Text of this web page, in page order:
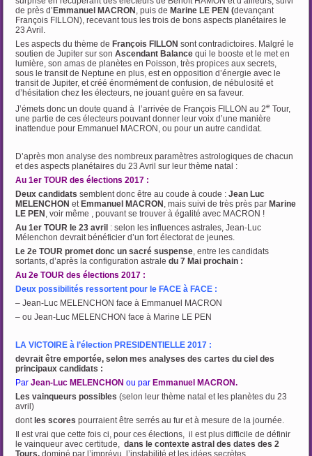
de près d’ Emmanuel MACRON , puis de Marine LE PEN (devançant
François FILLON), recevant tous les trois de bons aspects planétaires le
23 Avril.
Les aspects du thème de François FILLON sont contradictoires. Malgré le
soutien de Jupiter sur sonAscendant Balance qui le booste et le met en
lumière, son amas de planètes en Poisson, très propices aux secrets,
sous le transit de Neptune en plus, est en opposition d’énergie avec le
transit de Jupiter, et créé énormément de confusion, de nébulosité et
d’hésitation chez les électeurs, ne jouant guère en sa faveur.
J’émets donc un doute quand à l’arrivée de François FILLON au 2e Tour,
une partie de ces électeurs pouvant donner leur voix d’une manière
inattendue pour Emmanuel MACRON, ou pour un autre candidat.
D’après mon analyse des nombreux paramètres astrologiques de chacun
et des aspects planétaires du 23 Avril sur leur thème natal :
Au 1er TOUR des élections 2017 :
Deux candidats semblent donc être au coude à coude :Jean Luc
MELENCHON et Emmanuel MACRON , mais suivi de très près par Marine
LE PEN , voir même , pouvant se trouver à égalité avec MACRON !
Au 1er TOUR le 23 avril : selon les influences astrales, Jean-Luc
Mélenchon devrait bénéficier d’un fort électorat de jeunes.
Le 2e TOUR promet donc un sacré suspense, entre les candidats
sortants, d’après la configuration astrale du 7 Mai prochain :
Au 2e TOUR des élections 2017 :
Deux possibilités ressortent pour le FACE à FACE :
– Jean-Luc MELENCHON face à Emmanuel MACRON
– ou Jean-Luc MELENCHON face à Marine LE PEN
LA VICTOIRE à l’élection PRESIDENTIELLE 2017 :
devrait être emportée, selon mes analyses des cartes du ciel des
principaux candidats :
Par Jean-Luc MELENCHONou par Emmanuel MACRON.
Les vainqueurs possibles (selon leur thème natal et les planètes du 23
avril)
dont les scores pourraient être serrés au fur et à mesure de la journée.
Il est vrai que cette fois ci, pour ces élections, il est plus difficile de définir
le vainqueur avec certitude,dans le contexte astral des dates des 2